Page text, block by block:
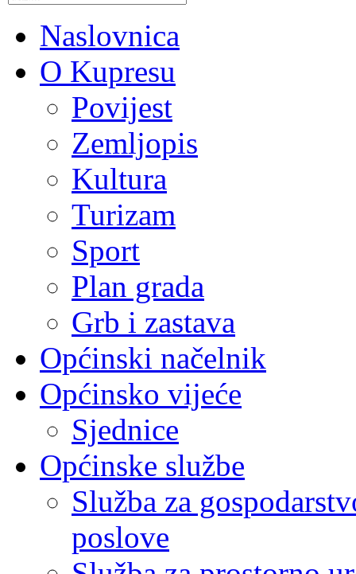
Naslovnica
O Kupresu
Povijest
Zemljopis
Kultura
Turizam
Sport
Plan grada
Grb i zastava
Općinski načelnik
Općinsko vijeće
Sjednice
Općinske službe
Služba za
poslove